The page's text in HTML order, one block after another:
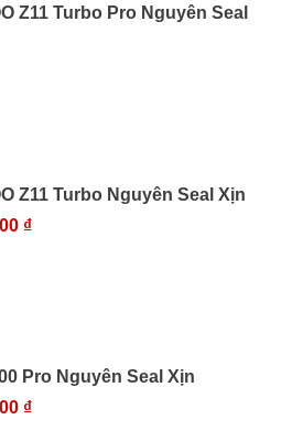
Z11 Turbo Pro Nguyên Seal
Z11 Turbo Nguyên Seal Xịn
₫
Pro Nguyên Seal Xịn
₫